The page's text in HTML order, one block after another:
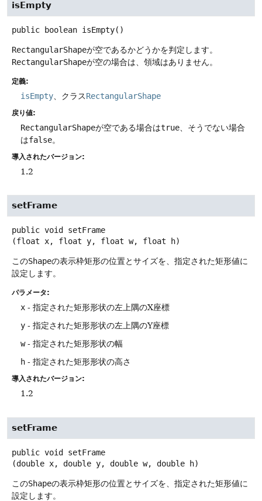
isEmpty
public boolean isEmpty()
RectangularShapeが空であるかどうかを判定します。
RectangularShapeが空の場合は、領域はありません。
定義:
isEmpty 、クラスRectangularShape
戻り値:
RectangularShapeが空である場合はtrue 、そうでない場合
はfalse。
導入されたバージョン:
1.2
setFrame
public void
setFrame
(float x, float y, float w, float h)
このShapeの表示枠矩形の位置とサイズを、指定された矩形値に
設定します。
パラメータ:
x - 指定された矩形形状の左上隅のX座標
y - 指定された矩形形状の左上隅のY座標
w- 指定された矩形形状の幅
h - 指定された矩形形状の高さ
導入されたバージョン:
1.2
setFrame
public void setFrame
(double x, double y, double w, double h)
このShapeの表示枠矩形の位置とサイズを、指定された矩形値に
設定します。